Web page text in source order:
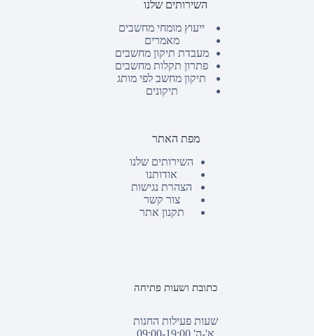
השירותים שלנו
ייעוץ מומחי מחשבים
מאמרים
מעבדת תיקון מחשבים
פתרון תקלות מחשבים
תיקון מחשב לפי מותג
תיקונים
מפת האתר
השירותים שלנו
אודותנו
הצהרת נגישות
צור קשר
תקנון אתר
כתובת ושעות פתיחה
שעות פעילות החנות
א'-ה' 09:00-19:00